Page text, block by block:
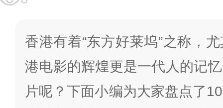
香港有着“东方好莱坞”之称，
港电影的辉煌更是一代人的记
片呢？下面小编为大家盘点了